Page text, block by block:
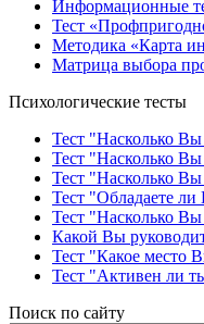
Информационные
Тест
Методика «Карта
Матрица выбора
Психологические тесты
Тест "Насколько
Тест "Насколько
Тест "Насколько
Тест "Обладаете ли
Тест "Насколько
Какой Вы
Тест "Какое место
Тест "Активен ли
Поиск по сайту